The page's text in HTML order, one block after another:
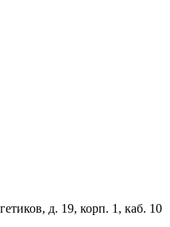
д. 19, корп. 1, каб. 10